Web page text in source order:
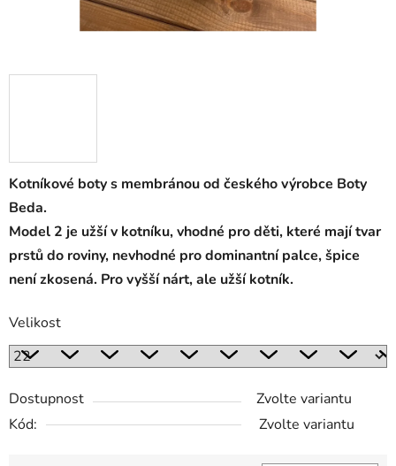
Kotníkové boty s membránou od českého výrobce Boty
Beda.
Model 2 je užší v kotníku, vhodné pro děti, které mají tvar
prstů do roviny, nevhodné pro dominantní palce, špice
není zkosená. Pro vyšší nárt, ale užší kotník.
Velikost
Dostupnost
Zvolte variantu
Kód:
Zvolte variantu